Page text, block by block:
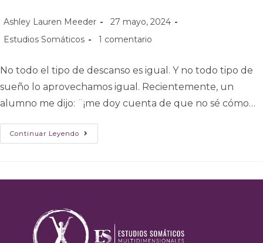
Ashley Lauren Meeder
27 mayo, 2024
Estudios Somáticos
1 comentario
No todo el tipo de descanso es igual. Y no todo tipo de
sueño lo aprovechamos igual. Recientemente, un
alumno me dijo: ¨¡me doy cuenta de que no sé cómo…
Continuar Leyendo